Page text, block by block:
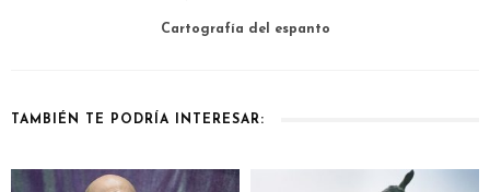
Cartografía del espanto
TAMBIÉN TE PODRÍA INTERESAR: